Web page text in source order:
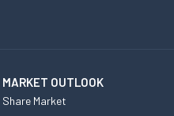
MARKET OUTLOOK
Share Market